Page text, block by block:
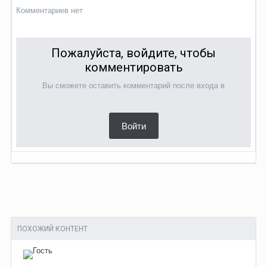
Комментариев нет
Пожалуйста, войдите, чтобы
комментировать
Вы сможете оставить комментарий после входа в
Войти
ПОХОЖИЙ КОНТЕНТ